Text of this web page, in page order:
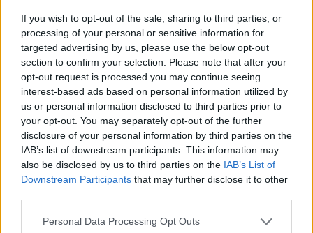
If you wish to opt-out of the sale, sharing to third parties, or
processing of your personal or sensitive information for
targeted advertising by us, please use the below opt-out
section to confirm your selection. Please note that after your
opt-out request is processed you may continue seeing
interest-based ads based on personal information utilized by
us or personal information disclosed to third parties prior to
your opt-out. You may separately opt-out of the further
disclosure of your personal information by third parties on the
IAB’s list of downstream participants. This information may
also be disclosed by us to third parties on the IAB’s List of
Downstream Participants that may further disclose it to other
Please note that this website/app uses one or more Google
Personal Data Processing Opt Outs
nem tudom, mi volt a mondat vége, szerintem ő
sem tudja, mit mondott.”
Ezután feljavult a regnáló elnök teljesítménye,
és Trump fejére olvasta például a Capitolium
2021. januári ostromát, az exelnökkel szemben
folyó megannyi jogi eljárást, amiknek kapcsán